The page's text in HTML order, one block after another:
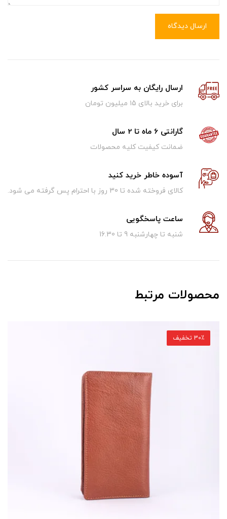
ارسال دیدگاه
ارسال رایگان به سراسر کشور
برای خرید بالای ۱5 میلیون تومان
گارانتی 6 ماه تا 2 سال
ضمانت کیفیت کلیه محصولات
آسوده خاطر خرید کنید
کالای فروخته شده تا 30 روز با احترام پس گرفته می شود.
ساعت پاسخگویی
شنبه تا چهارشنبه 9 تا 16.30
محصولات مرتبط
30٪ تخفیف